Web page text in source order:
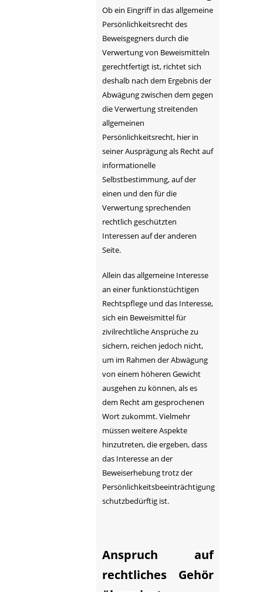
Ob ein Eingriff in das allgemeine
Persönlichkeitsrecht des
Beweisgegners durch die
Verwertung von Beweismitteln
gerechtfertigt ist, richtet sich
deshalb nach dem Ergebnis der
Abwägung zwischen dem gegen
die Verwertung streitenden
allgemeinen
Persönlichkeitsrecht, hier in
seiner Ausprägung als Recht auf
informationelle
Selbstbestimmung, auf der
einen und den für die
Verwertung sprechenden
rechtlich geschützten
Interessen auf der anderen
Seite.
Allein das allgemeine Interesse
an einer funktionstüchtigen
Rechtspflege und das Interesse,
sich ein Beweismittel für
zivilrechtliche Ansprüche zu
sichern, reichen jedoch nicht,
um im Rahmen der Abwägung
von einem höheren Gewicht
ausgehen zu können, als es
dem Recht am gesprochenen
Wort zukommt. Vielmehr
müssen weitere Aspekte
hinzutreten, die ergeben, dass
das Interesse an der
Beweiserhebung trotz der
Persönlichkeitsbeeinträchtigung
schutzbedürftig ist.
Anspruch auf
rechtliches Gehör